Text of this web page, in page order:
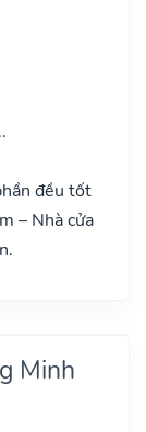
đều tốt
– Nhà cửa
Minh